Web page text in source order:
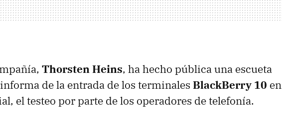
Thorsten Heins, ha hecho pública una escueta
de la entrada de los terminales BlackBerry 10 en
el testeo por parte de los operadores de telefonía.